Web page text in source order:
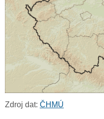
Zdroj dat: ČHMÚ